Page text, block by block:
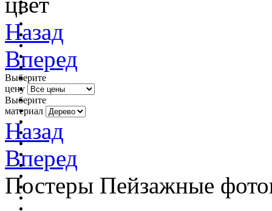
Назад
Вперед
Выберите
цену
Выберите
материал
Назад
Вперед
Постеры Пейзажные